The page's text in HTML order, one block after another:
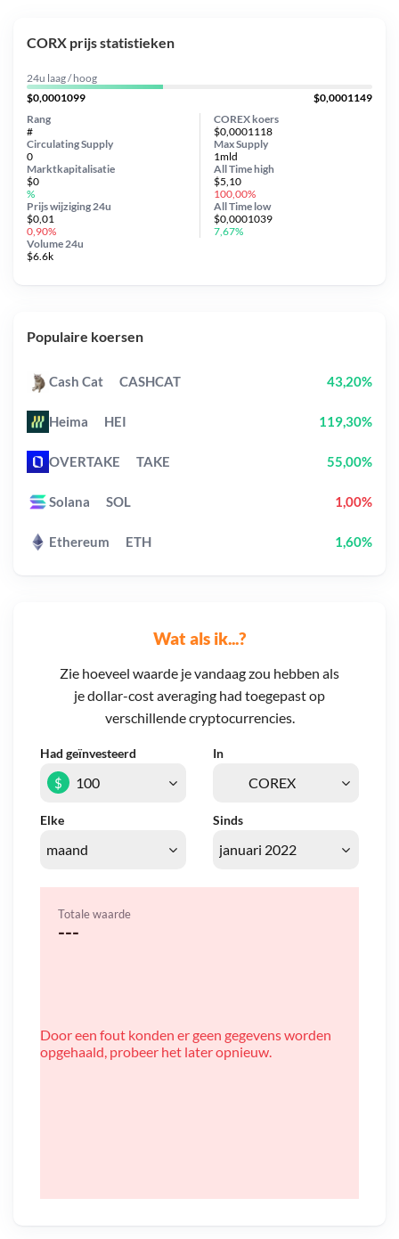
Wat als ik...?
Zie hoeveel waarde je vandaag zou hebben als
je dollar-cost averaging had toegepast op
verschillende cryptocurrencies.
Had geïnvesteerd In
Elke Sinds
$
Totale waarde
---
Door een fout konden er geen gegevens worden
opgehaald, probeer het later opnieuw.
CORX prijs statistieken
24u laag / hoog
$0,0001099
$0,0001149
COREX koers
$0,0001118
Circulating Supply
0
Prijs wijziging 24u
$0,01
0,90%
Max Supply
1mld
Marktkapitalisatie
$0
%
Volume 24u
$6.6k
Rang
#
All Timehigh
$5,10
100,00%
All Time low
$0,0001039
7,67%
Populaire koersen
Cash Cat CASHCAT 43,20%
Heima HEI 119,30%
OVERTAKE TAKE 55,00%
Solana SOL 1,00%
Ethereum ETH 1,60%